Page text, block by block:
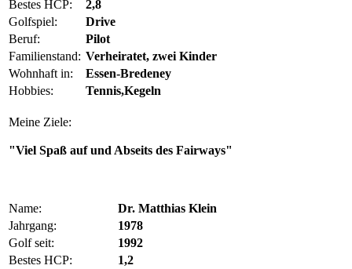
Bestes HCP:
2,8
Golfspiel:
Drive
Beruf:
Pilot
Familienstand: Verheiratet, zwei Kinder
Wohnhaft in:
Essen-Bredeney
Hobbies:
Tennis,Kegeln
Meine Ziele:
"Viel Spaß auf und Abseits des Fairways"
Name:
Dr. Matthias Klein
Jahrgang:
1978
Golf seit:
1992
Bestes HCP:
1,2